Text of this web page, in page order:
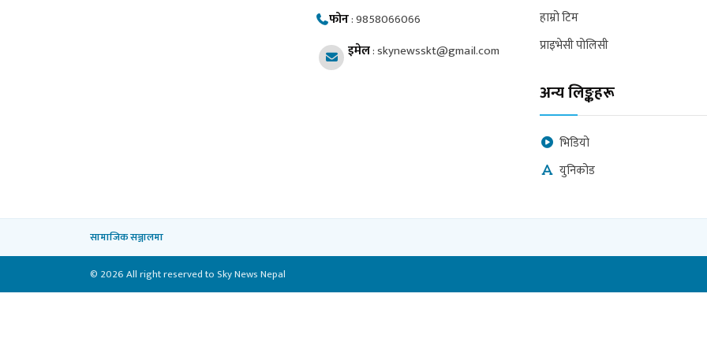
फोन:9858066066
इमेल:skynewsskt@gmail.com
हाम्रो टिम
प्राइभेसी पोलिसी
अन्य लिङ्कहरू
भिडियो
युनिकोड
सामाजिक सञ्जालमा
© 2026 All right reserved to Sky News Nepal